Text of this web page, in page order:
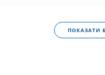
ПОКАЗАТИ